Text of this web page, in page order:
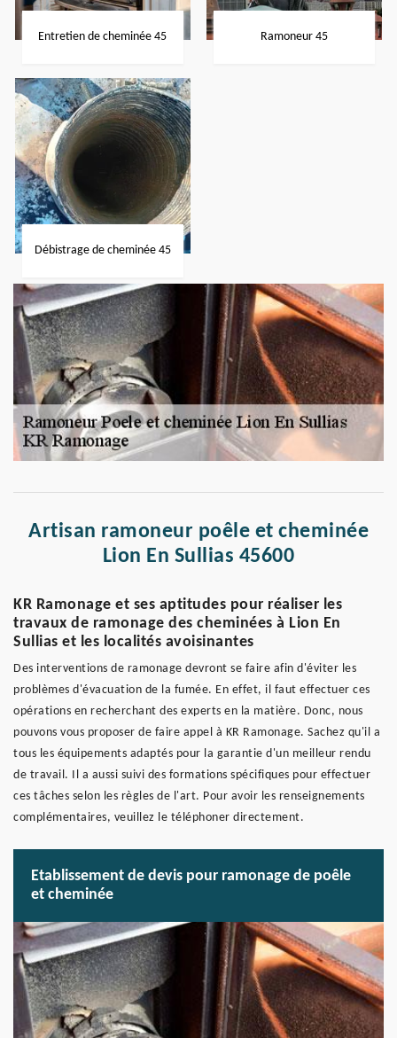
Entretien de cheminée 45 Ramoneur 45
Débistrage de cheminée 45
Artisan ramoneur poêle et cheminée
Lion En Sullias 45600
KR Ramonage et ses aptitudes pour réaliser les
travaux de ramonage des cheminées à Lion En
Sullias et les localités avoisinantes
Des interventions de ramonage devront se faire afin d'éviter les
problèmes d'évacuation de la fumée. En effet, il faut effectuer ces
opérations en recherchant des experts en la matière. Donc, nous
pouvons vous proposer de faire appel à KR Ramonage. Sachez qu'il a
tous les équipements adaptés pour la garantie d'un meilleur rendu
de travail. Il a aussi suivi des formations spécifiques pour effectuer
ces tâches selon les règles de l'art. Pour avoir les renseignements
complémentaires, veuillez le téléphoner directement.
Etablissement de devis pour ramonage de poêle
et cheminée